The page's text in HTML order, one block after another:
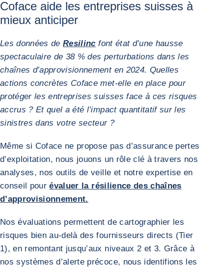
Coface aide les entreprises suisses à
mieux anticiper
Les données deResilinc font état d’une hausse
spectaculaire de 38 % des perturbations dans les
chaînes d’approvisionnement en 2024. Quelles
actions concrètes Coface met-elle en place pour
protéger les entreprises suisses face à ces risques
accrus ? Et quel a été l’impact quantitatif sur les
sinistres dans votre secteur ?
Même si Coface ne propose pas d’assurance pertes
d’exploitation, nous jouons un rôle clé à travers nos
analyses, nos outils de veille et notre expertise en
conseil pourévaluer la résilience des chaînes
d’approvisionnement.
Nos évaluations permettent de cartographier les
risques bien au-delà des fournisseurs directs (Tier
1), en remontant jusqu’aux niveaux 2 et 3. Grâce à
nos systèmes d’alerte précoce, nous identifions les